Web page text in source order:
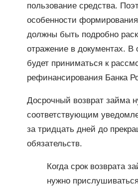
пользование средства.
особенности
должны быть подробно
отражение в документах. В
будет приниматься к
рефинансирования Банка
Досрочный возврат займа
соответствующим
за тридцать дней до
обязательств.
Когда срок возврата
нужно